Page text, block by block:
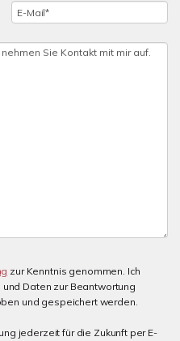
zur Kenntnis genommen. Ich
Daten zur Beantwortung
und gespeichert werden.
jederzeit für die Zukunft per E-